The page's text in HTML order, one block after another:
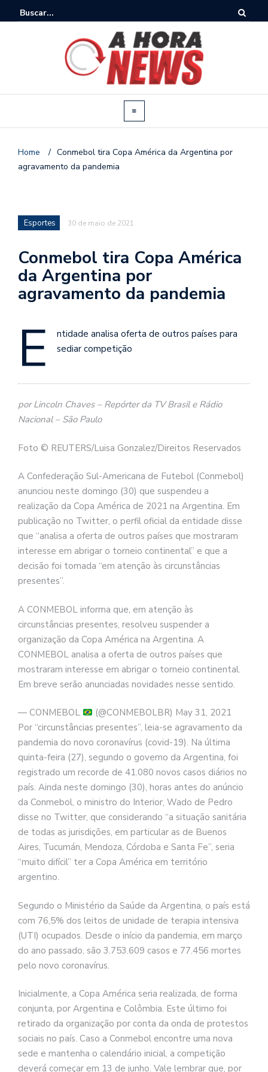
Home / Conmebol tira Copa América da Argentina por
agravamento da pandemia
Esportes 30 de maio de 2021
Conmebol tira Copa América
da Argentina por
agravamento da pandemia
E
ntidade analisa oferta de outros países para
sediar competição
por Lincoln Chaves – Repórter da TV Brasil e Rádio
Nacional – São Paulo
Foto © REUTERS/Luisa Gonzalez/Direitos Reservados
A Confederação Sul-Americana de Futebol (Conmebol)
anunciou neste domingo (30) que suspendeu a
realização da Copa América de 2021 na Argentina. Em
publicação no Twitter, o perfil oficial da entidade disse
que “analisa a oferta de outros países que mostraram
interesse em abrigar o torneio continental” e que a
decisão foi tomada “em atenção às circunstâncias
presentes”.
A CONMEBOL informa que, em atenção às
circunstâncias presentes, resolveu suspender a
organização da Copa América na Argentina. A
CONMEBOL analisa a oferta de outros países que
mostraram interesse em abrigar o torneio continental.
Em breve serão anunciadas novidades nesse sentido.
— CONMEBOL
(@CONMEBOLBR) May 31, 2021
Por “circunstâncias presentes”, leia-se agravamento da
pandemia do novo coronavírus (covid-19). Na última
quinta-feira (27), segundo o governo da Argentina, foi
registrado um recorde de 41.080 novos casos diários no
país. Ainda neste domingo (30), horas antes do anúncio
da Conmebol, o ministro do Interior, Wado de Pedro
disse no Twitter, que considerando “a situação sanitária
de todas as jurisdições, em particular as de Buenos
Aires, Tucumán, Mendoza, Córdoba e Santa Fe”, seria
“muito difícil” ter a Copa América em território
argentino.
Segundo o Ministério da Saúde da Argentina, o país está
com 76,5% dos leitos de unidade de terapia intensiva
(UTI) ocupados. Desde o início da pandemia, em março
do ano passado, são 3.753.609 casos e 77.456 mortes
pelo novo coronavírus.
Inicialmente, a Copa América seria realizada, de forma
conjunta, por Argentina e Colômbia. Este último foi
retirado da organização por conta da onda de protestos
sociais no país. Caso a Conmebol encontre uma nova
sede e mantenha o calendário inicial, a competição
deverá começar em 13 de junho. Vale lembrar que, por